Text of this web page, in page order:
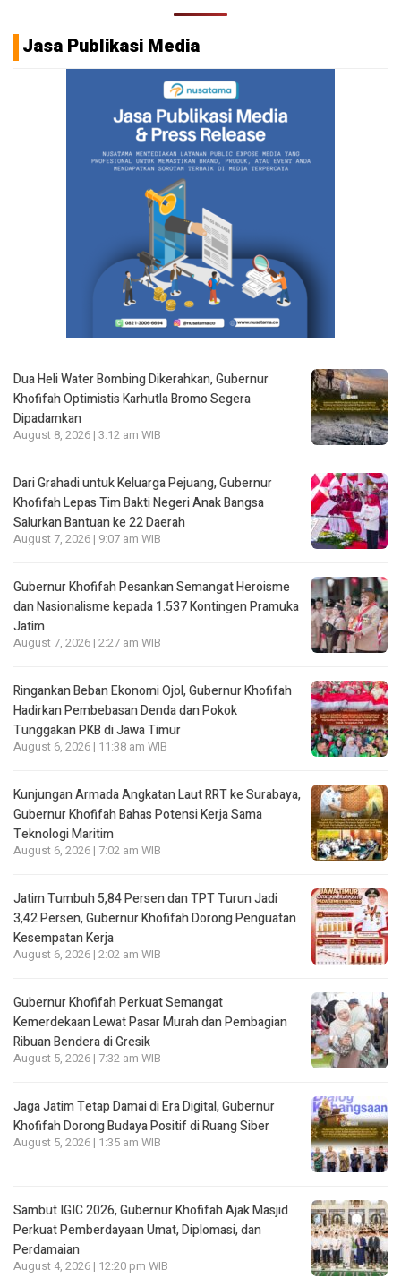
Jasa Publikasi Media
Dua Heli Water Bombing Dikerahkan, Gubernur
Khofifah Optimistis Karhutla Bromo Segera
Dipadamkan
August 8, 2026 | 3:12 am WIB
Dari Grahadi untuk Keluarga Pejuang, Gubernur
Khofifah Lepas Tim Bakti Negeri Anak Bangsa
Salurkan Bantuan ke 22 Daerah
August 7, 2026 | 9:07 am WIB
Gubernur Khofifah Pesankan Semangat Heroisme
dan Nasionalisme kepada 1.537 Kontingen Pramuka
Jatim
August 7, 2026 | 2:27 am WIB
Ringankan Beban Ekonomi Ojol, Gubernur Khofifah
Hadirkan Pembebasan Denda dan Pokok
Tunggakan PKB di Jawa Timur
August 6, 2026 | 11:38 am WIB
Kunjungan Armada Angkatan Laut RRT ke Surabaya,
Gubernur Khofifah Bahas Potensi Kerja Sama
Teknologi Maritim
August 6, 2026 | 7:02 am WIB
Jatim Tumbuh 5,84 Persen dan TPT Turun Jadi
3,42 Persen, Gubernur Khofifah Dorong Penguatan
Kesempatan Kerja
August 6, 2026 | 2:02 am WIB
Gubernur Khofifah Perkuat Semangat
Kemerdekaan Lewat Pasar Murah dan Pembagian
Ribuan Bendera di Gresik
August 5, 2026 | 7:32 am WIB
Jaga Jatim Tetap Damai di Era Digital, Gubernur
Khofifah Dorong Budaya Positif di Ruang Siber
August 5, 2026 | 1:35 am WIB
Sambut IGIC 2026, Gubernur Khofifah Ajak Masjid
Perkuat Pemberdayaan Umat, Diplomasi, dan
Perdamaian
August 4, 2026 | 12:20 pm WIB